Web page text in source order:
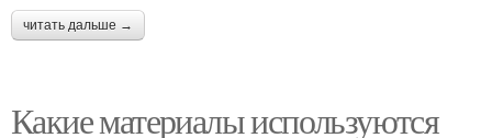
читать дальше →
Какие материалы используются